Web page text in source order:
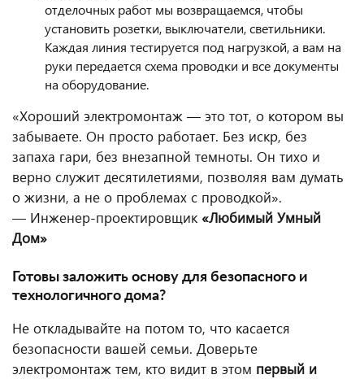
отделочных работ мы возвращаемся, чтобы
установить розетки, выключатели, светильники.
Каждая линия тестируется под нагрузкой, а вам на
руки передается схема проводки и все документы
на оборудование.
«Хороший электромонтаж — это тот, о котором вы
забываете. Он просто работает. Без искр, без
запаха гари, без внезапной темноты. Он тихо и
верно служит десятилетиями, позволяя вам думать
о жизни, а не о проблемах с проводкой».
— Инженер-проектировщик«Любимый Умный
Дом»
Готовы заложить основу для безопасного и
технологичного дома?
Не откладывайте на потом то, что касается
безопасности вашей семьи. Доверьте
электромонтаж тем, кто видит в этом первый и